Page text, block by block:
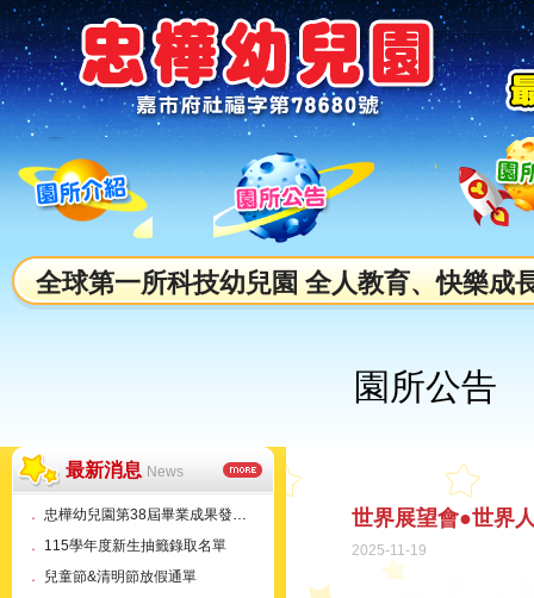
全球第一所科技幼兒園 全人教育、快樂成
園所公告
最新消息 News
． 忠樺幼兒園第38屆畢業成果發表會
．
115學年度新生抽籤錄取名單
．
兒童節&清明節放假通單
世界展望會●世界
2025-11-19